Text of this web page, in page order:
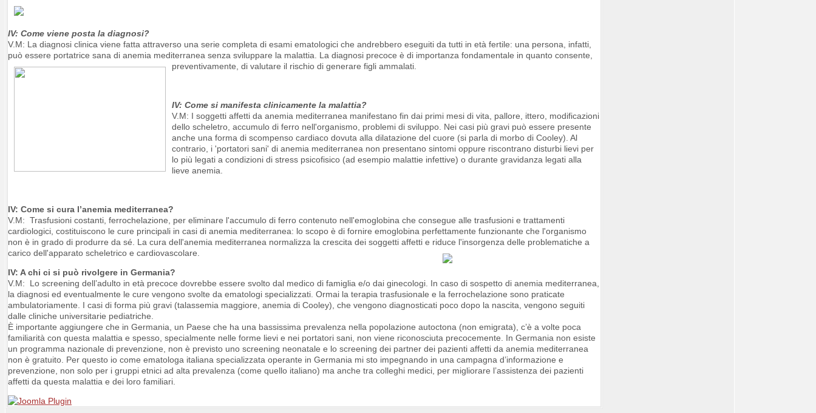
IV: Come viene posta la diagnosi?
V.M: La diagnosi clinica viene fatta attraverso una serie completa di esami ematologici che andrebbero eseguiti da tutti in età fertile: una persona, infatti,
può essere portatrice sana di anemia mediterranea senza sviluppare la malattia. La diagnosi precoce è di importanza fondamentale in quanto consente,
preventivamente, di valutare il rischio di generare figli ammalati.
IV: Come si manifesta clinicamente la malattia?
V.M: I soggetti affetti da anemia mediterranea manifestano fin dai primi mesi di vita, pallore, ittero, modificazioni
dello scheletro, accumulo di ferro nell'organismo, problemi di sviluppo. Nei casi più gravi può essere presente
anche una forma di scompenso cardiaco dovuta alla dilatazione del cuore (si parla di morbo di Cooley). Al
contrario, i 'portatori sani' di anemia mediterranea non presentano sintomi oppure riscontrano disturbi lievi per
lo più legati a condizioni di stress psicofisico (ad esempio malattie infettive) o durante gravidanza legati alla
lieve anemia.
IV: Come si cura l’anemia mediterranea?
V.M: Trasfusioni costanti, ferrochelazione, per eliminare l'accumulo di ferro contenuto nell'emoglobina che consegue alle trasfusioni e trattamenti
cardiologici, costituiscono le cure principali in casi di anemia mediterranea: lo scopo è di fornire emoglobina perfettamente funzionante che l'organismo
non è in grado di produrre da sé. La cura dell'anemia mediterranea normalizza la crescita dei soggetti affetti e riduce l'insorgenza delle problematiche a
carico dell'apparato scheletrico e cardiovascolare.
IV: A chi ci si può rivolgere in Germania?
V.M: Lo screening dell’adulto in età precoce dovrebbe essere svolto dal medico di famiglia e/o dai ginecologi. In caso di sospetto di anemia mediterranea,
la diagnosi ed eventualmente le cure vengono svolte da ematologi specializzati. Ormai la terapia trasfusionale e la ferrochelazione sono praticate
ambulatoriamente. I casi di forma più gravi (talassemia maggiore, anemia di Cooley), che vengono diagnosticati poco dopo la nascita, vengono seguiti
dalle cliniche universitarie pediatriche.
È importante aggiungere che in Germania, un Paese che ha una bassissima prevalenza nella popolazione autoctona (non emigrata), c’è a volte poca
familiarità con questa malattia e spesso, specialmente nelle forme lievi e nei portatori sani, non viene riconosciuta precocemente. In Germania non esiste
un programma nazionale di prevenzione, non è previsto uno screening neonatale e lo screening dei partner dei pazienti affetti da anemia mediterranea
non è gratuito. Per questo io come ematologa italiana specializzata operante in Germania mi sto impegnando in una campagna d’informazione e
prevenzione, non solo per i gruppi etnici ad alta prevalenza (come quello italiano) ma anche tra colleghi medici, per migliorare l’assistenza dei pazienti
affetti da questa malattia e dei loro familiari.